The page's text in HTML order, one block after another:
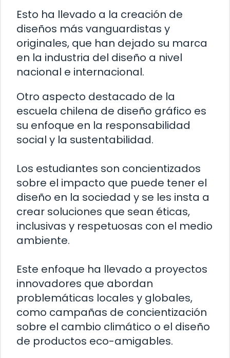
Esto ha llevado a la creación de
diseños más vanguardistas y
originales, que han dejado su marca
en la industria del diseño a nivel
nacional e internacional.
Otro aspecto destacado de la
escuela chilena de diseño gráfico es
su enfoque en la responsabilidad
social y la sustentabilidad.
Los estudiantes son concientizados
sobre el impacto que puede tener el
diseño en la sociedad y se les insta a
crear soluciones que sean éticas,
inclusivas y respetuosas con el medio
ambiente.
Este enfoque ha llevado a proyectos
innovadores que abordan
problemáticas locales y globales,
como campañas de concientización
sobre el cambio climático o el diseño
de productos eco-amigables.